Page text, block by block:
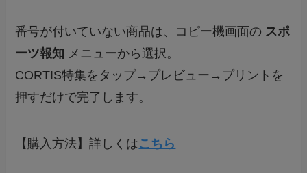
番号が付いていない商品は、コピー機画面の スポ
ーツ報知 メニューから選択。
CORTIS特集をタップ→プレビュー→プリントを
押すだけで完了します。
【購入方法】詳しくは こちら